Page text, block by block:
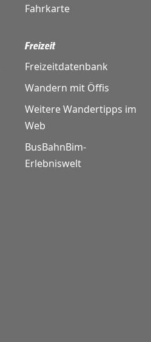
Fahrkarte
Freizeit
Freizeitdatenbank
Wandern mit Öffis
Weitere Wandertipps im
Web
BusBahnBim-
Erlebniswelt